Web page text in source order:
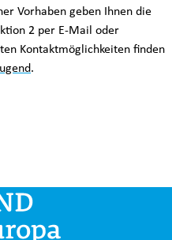
Vorhaben geben Ihnen die
2 per E-Mail oder
Kontaktmöglichkeiten finden
.